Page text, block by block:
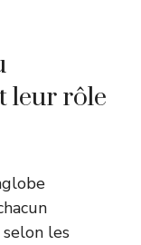
leur rôle
les